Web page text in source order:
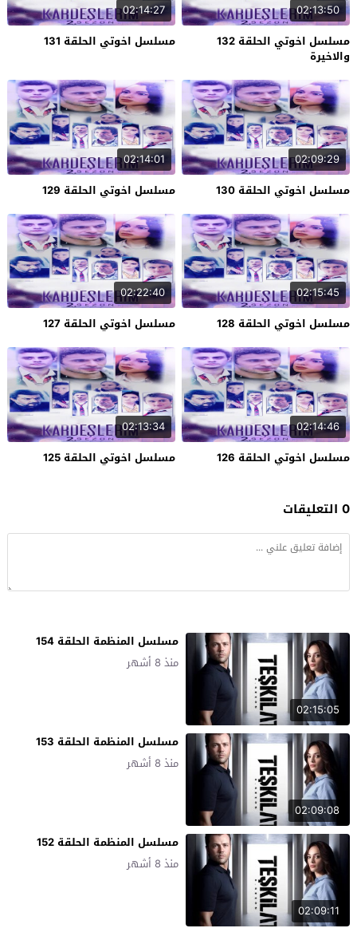
02:13:50
مسلسل اخوتي الحلقة 132
والاخيرة
02:14:27
مسلسل اخوتي الحلقة 131
02:09:29
مسلسل اخوتي الحلقة 130
02:14:01
مسلسل اخوتي الحلقة 129
02:15:45
مسلسل اخوتي الحلقة 128
02:22:40
مسلسل اخوتي الحلقة 127
02:14:46
مسلسل اخوتي الحلقة 126
02:13:34
مسلسل اخوتي الحلقة 125
0 التعليقات
02:15:05
مسلسل المنظمة الحلقة 154
منذ 8 أشهر
02:09:08
مسلسل المنظمة الحلقة 153
منذ 8 أشهر
02:09:11
مسلسل المنظمة الحلقة 152
منذ 8 أشهر